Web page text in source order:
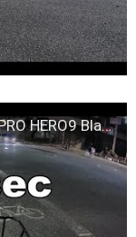
[Vlog8]大阪バイクシェアで通勤(GoPRO HERO9 Black)